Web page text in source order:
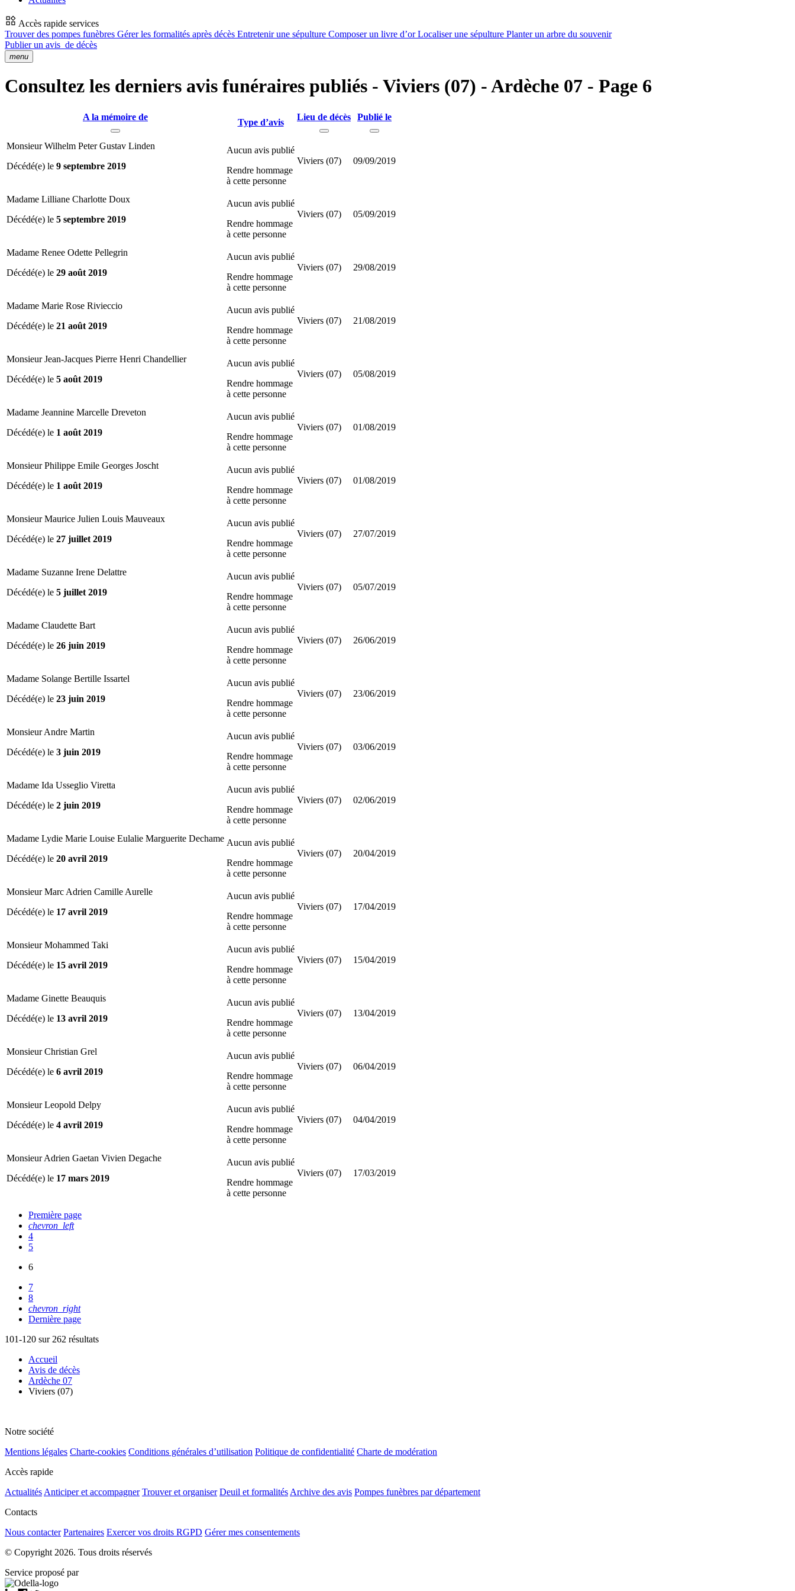
Accès rapide services
Trouver des pompes funèbres Gérer les formalités après décès Entretenir une sépulture Composer un livre d’orLocaliser une sépulture Planter un arbre du souvenir
Publier un avis de décès
menu
Consultez les derniers avis funéraires publiés - Viviers (07) - Ardèche 07 - Page 6
A la mémoire de
Type d’avis
Lieu de décès Publié le
Monsieur Wilhelm Peter Gustav Linden
Décédé(e) le 9 septembre 2019
Aucun avis publié
Rendre hommage
à cette personne
Viviers (07) 09/09/2019
Madame Lilliane Charlotte Doux
Décédé(e) le 5 septembre 2019
Aucun avis publié
Rendre hommage
à cette personne
Viviers (07) 05/09/2019
Madame Renee Odette Pellegrin
Décédé(e) le 29 août 2019
Aucun avis publié
Rendre hommage
à cette personne
Viviers (07) 29/08/2019
Madame Marie Rose Rivieccio
Décédé(e) le 21 août 2019
Aucun avis publié
Rendre hommage
à cette personne
Viviers (07) 21/08/2019
Monsieur Jean-Jacques Pierre Henri Chandellier
Décédé(e) le 5 août 2019
Aucun avis publié
Rendre hommage
à cette personne
Viviers (07) 05/08/2019
Madame Jeannine Marcelle Dreveton
Décédé(e) le 1 août 2019
Aucun avis publié
Rendre hommage
à cette personne
Viviers (07) 01/08/2019
Monsieur Philippe Emile Georges Joscht
Décédé(e) le 1 août 2019
Aucun avis publié
Rendre hommage
à cette personne
Viviers (07) 01/08/2019
Monsieur Maurice Julien Louis Mauveaux
Décédé(e) le 27 juillet 2019
Aucun avis publié
Rendre hommage
à cette personne
Viviers (07) 27/07/2019
Madame Suzanne Irene Delattre
Décédé(e) le 5 juillet 2019
Aucun avis publié
Rendre hommage
à cette personne
Viviers (07) 05/07/2019
Madame Claudette Bart
Décédé(e) le 26 juin 2019
Aucun avis publié
Rendre hommage
à cette personne
Viviers (07) 26/06/2019
Madame Solange Bertille Issartel
Décédé(e) le 23 juin 2019
Aucun avis publié
Rendre hommage
à cette personne
Viviers (07) 23/06/2019
Monsieur Andre Martin
Décédé(e) le 3 juin 2019
Aucun avis publié
Rendre hommage
à cette personne
Viviers (07) 03/06/2019
Madame Ida Usseglio Viretta
Décédé(e) le 2 juin 2019
Aucun avis publié
Rendre hommage
à cette personne
Viviers (07) 02/06/2019
Madame Lydie Marie Louise Eulalie Marguerite Dechame
Décédé(e) le 20 avril 2019
Aucun avis publié
Rendre hommage
à cette personne
Viviers (07) 20/04/2019
Monsieur Marc Adrien Camille Aurelle
Décédé(e) le 17 avril 2019
Aucun avis publié
Rendre hommage
à cette personne
Viviers (07) 17/04/2019
Monsieur Mohammed Taki
Décédé(e) le 15 avril 2019
Aucun avis publié
Rendre hommage
à cette personne
Viviers (07) 15/04/2019
Madame Ginette Beauquis
Décédé(e) le 13 avril 2019
Aucun avis publié
Rendre hommage
à cette personne
Viviers (07) 13/04/2019
Monsieur Christian Grel
Décédé(e) le 6 avril 2019
Aucun avis publié
Rendre hommage
à cette personne
Viviers (07) 06/04/2019
Monsieur Leopold Delpy
Décédé(e) le 4 avril 2019
Aucun avis publié
Rendre hommage
à cette personne
Viviers (07) 04/04/2019
Monsieur Adrien Gaetan Vivien Degache
Décédé(e) le 17 mars 2019
Aucun avis publié
Rendre hommage
à cette personne
Viviers (07) 17/03/2019
Première page
chevron_left
4
5
6
7
8
chevron_right
Dernière page
101-120 sur 262 résultats
Accueil
Avis de décès
Ardèche 07
Viviers (07)
Notre société
Mentions légales Charte-cookies Conditions générales d’utilisation Politique de confidentialité Charte de modération
Accès rapide
Actualités Anticiper et accompagner Trouver et organiser Deuil et formalités Archive des avis Pompes funèbres par département
Contacts
Nous contacter Partenaires Exercer vos droits RGPD Gérer mes consentements
© Copyright 2026. Tous droits réservés
Service proposé par